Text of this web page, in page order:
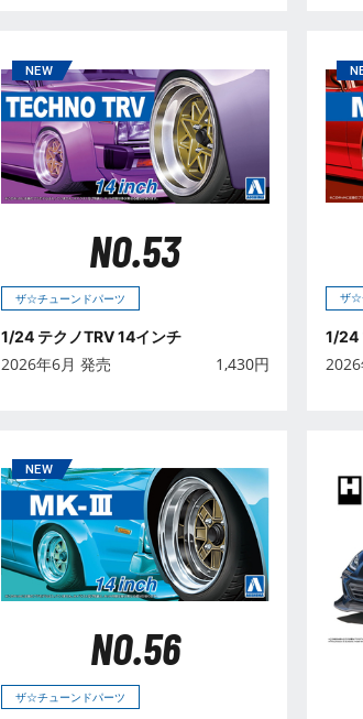
NO.53
ザ☆チューンドパーツ
1/24 テクノTRV 14インチ
2026年6月 発売 1,430円
ザ☆
1/24
NO.56
ザ☆チューンドパーツ